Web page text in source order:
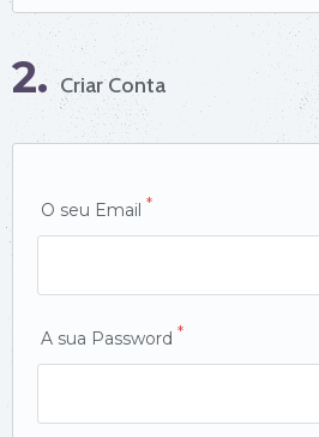
2. Criar Conta
O seu Email *
A sua Password *